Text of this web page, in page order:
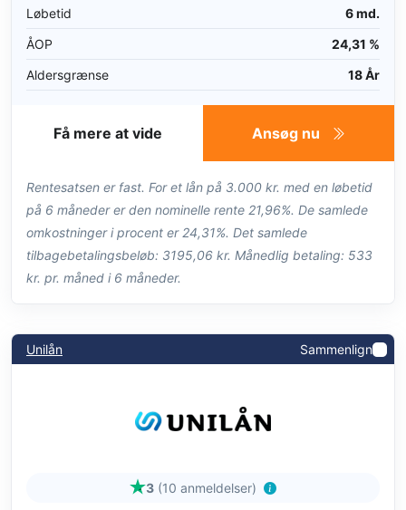
Løbetid
6 md.
ÅOP
24,31 %
Aldersgrænse
18 År
Ansøg nu
Få mere at vide
Rentesatsen er fast. For et lån på 3.000 kr. med en løbetid
på 6 måneder er den nominelle rente 21,96%. De samlede
omkostninger i procent er 24,31%. Det samlede
tilbagebetalingsbeløb: 3195,06 kr. Månedlig betaling: 533
kr. pr. måned i 6 måneder.
Unilån Sammenlign
3 (10 anmeldelser)